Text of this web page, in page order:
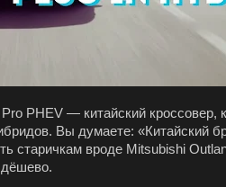
PHEV — китайский кроссовер,
Вы думаете: «Китайский
старичкам вроде Mitsubishi
дёшево.